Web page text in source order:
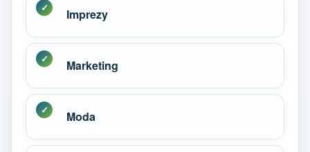
Imprezy
Marketing
Moda